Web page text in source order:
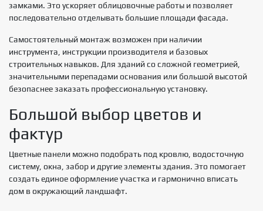
замками. Это ускоряет облицовочные работы и позволяет
последовательно отделывать большие площади фасада.
Самостоятельный монтаж возможен при наличии
инструмента, инструкции производителя и базовых
строительных навыков. Для зданий со сложной геометрией,
значительными перепадами основания или большой высотой
безопаснее заказать профессиональную установку.
Большой выбор цветов и
фактур
Цветные панели можно подобрать под кровлю, водосточную
систему, окна, забор и другие элементы здания. Это помогает
создать единое оформление участка и гармонично вписать
дом в окружающий ландшафт.